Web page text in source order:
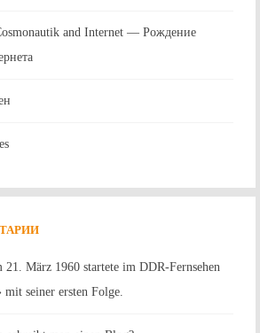
and Internet — Рождение
21. März 1960 startete im DDR-Fernsehen
mit seiner ersten Folge.